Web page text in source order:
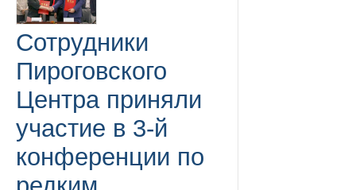
Сотрудники
Пироговского
Центра приняли
участие в 3-й
конференции по